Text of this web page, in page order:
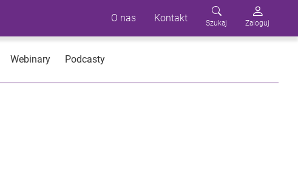
O nas Kontakt Szukaj Zaloguj
Webinary Podcasty